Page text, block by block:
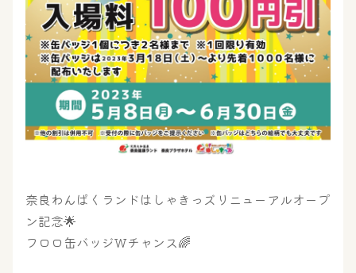
奈良わんぱくランドはしゃきっズリニューアルオープ
ン記念🌟
フロロ缶バッジWチャンス🌈